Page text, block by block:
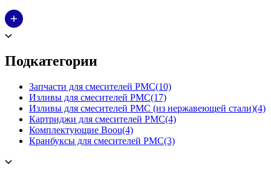
Подкатегории
Запчасти для смесителей РМС(10)
Изливы для смесителей РМС(17)
Изливы для смесителей РМС (из нержавеющей стали)(4)
Картриджи для смесителей РМС(4)
Комплектующие Boou(4)
Кранбуксы для смесителей РМС(3)